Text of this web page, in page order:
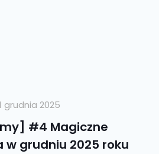
grudnia 2025
#4 Magiczne
w grudniu 2025 roku